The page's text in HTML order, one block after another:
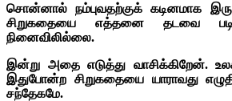
சொன்னால் நம்புவதற்குக் கடினமாக
சிறுகதையை எத்தனை தடவை
நினைவிலில்லை.
இன்று அதை எடுத்து வாசிக்கிறேன்.
இதுபோன்ற சிறுகதையை யாராவது
சந்தேகமே.